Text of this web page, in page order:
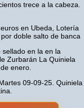
trece a la cabeza.
en Ubeda, Lotería
doble salto de banca
en la en la
Zurbarán La Quiniela
enero.
09-09-25. Quiniela